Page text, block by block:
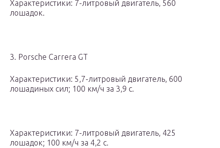
Характеристики: 7-литровый двигатель, 560
лошадок.
3. Porsche Carrera GT
Характеристики: 5,7-литровый двигатель, 600
лошадиных сил; 100 км/ч за 3,9 с.
Характеристики: 7-литровый двигатель, 425
лошадок; 100 км/ч за 4,2 с.